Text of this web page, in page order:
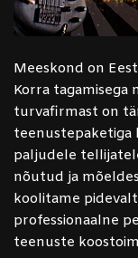
Meeskond on
Korra
turvafirmast on
paljudele
nõutud ja
koolitame
professionaalne
teenuste